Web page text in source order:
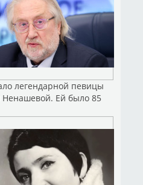
легендарной певицы
Ненашевой. Ей было 85